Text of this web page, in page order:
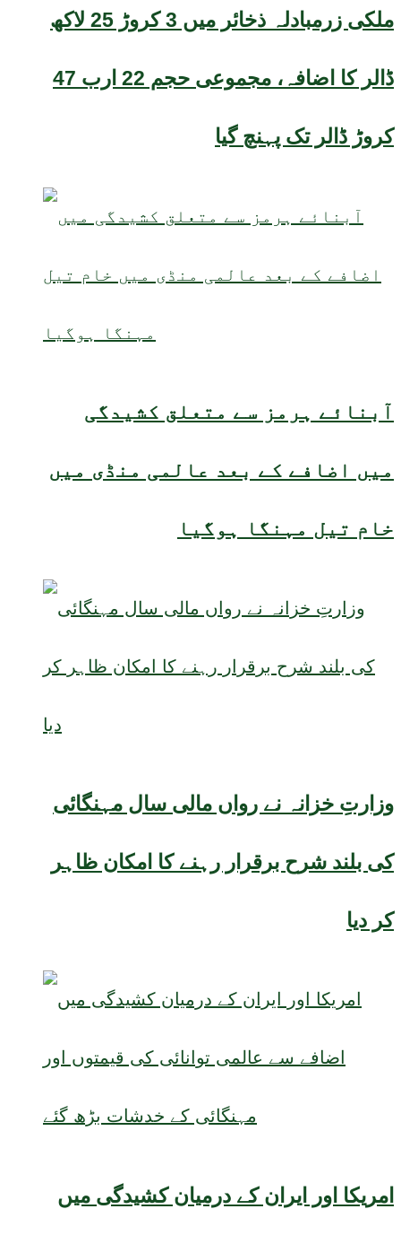
ملکی زرمبادلہ ذخائر میں 3 کروڑ 25 لاکھ
ڈالر کا اضافہ، مجموعی حجم 22 ارب 47
کروڑ ڈالر تک پہنچ گیا
آبنائے ہرمز سے متعلق کشیدگی
میں اضافے کے بعد عالمی منڈی میں
خام تیل مہنگا ہوگیا
وزارتِ خزانہ نے رواں مالی سال مہنگائی
کی بلند شرح برقرار رہنے کا امکان ظاہر
کر دیا
امریکا اور ایران کے درمیان کشیدگی میں